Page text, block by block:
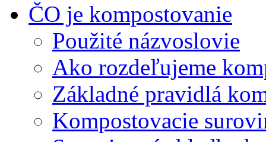
ČO je kompostovanie
Použité názvoslovie
Ako rozdeľujeme
Základné pravidlá
Kompostovacie